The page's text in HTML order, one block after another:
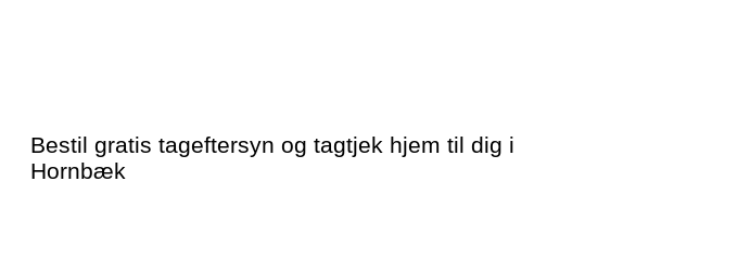
Bestil gratis tageftersyn og tagtjek hjem til dig i
Hornbæk